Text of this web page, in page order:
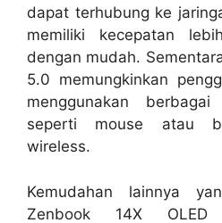
dapat terhubung ke
memiliki kecepatan
dengan mudah.
5.0 memungkinkan
menggunakan
seperti mouse atau
wireless.
Kemudahan lainnya
Zenbook 14X OLED